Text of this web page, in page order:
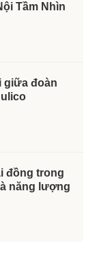
Tầm Nhìn
giữa đoàn
đồng trong
năng lượng